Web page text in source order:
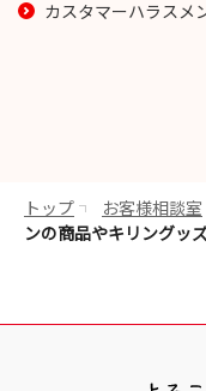
カスタマーハラスメ
トップ お客様相談室
ンの商品やキリングッ